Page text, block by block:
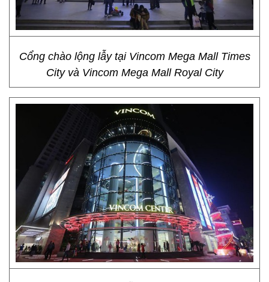
Cổng chào lộng lẫy tại Vincom Mega Mall Times
City và Vincom Mega Mall Royal City